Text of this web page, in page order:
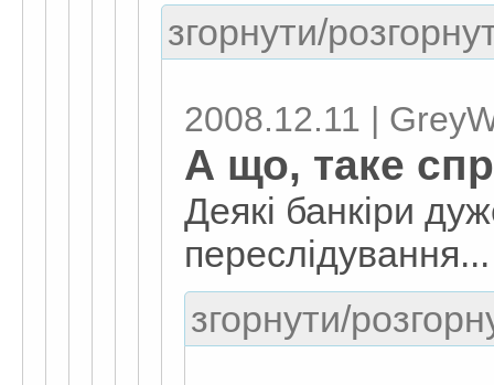
згорнути/
2008.12.11 |
А що, таке
Деякі банкіри
переслідування...
згорнути/